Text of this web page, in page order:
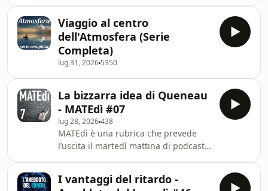
https://www.mondadori.it/libri/latomo-
sfuggente-alan-zamboni/Il romanzo è
disponibile in tutte le librer
benissimo.Prodotta dall'Ass. Culturale
Atelier.Scritta e realizzata da Alan
Zamboni.Sound design: Matteo
D’Alessandro
(https://www.matteodalessandro.com)Per
chi volesse info sul libro “L’atomo
sfuggente” questo è il link al sito della
casa editrice:
Viaggio al centro
dell'Atmosfera (Serie
Completa)
lug 31, 2026 5350
La bizzarra idea di Queneau
- MATEdì #07
lug 28, 2026438
MATEdì è una rubrica che prevede
l’uscita il martedì mattina di podcast
Culturale Atelier. Scritta e realizzata
I vantaggi del ritardo -